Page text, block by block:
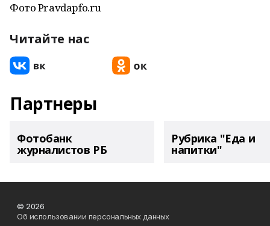
Фото Pravdapfo.ru
Читайте нас
Партнеры
Фотобанк
журналистов РБ
Рубрика "Еда и
напитки"
© 2026
Об использовании персональных данных